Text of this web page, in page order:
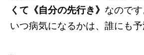
くて《自分の先行き》 なのです
いつ病気になるかは、誰にも予